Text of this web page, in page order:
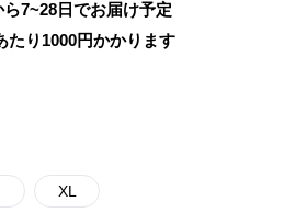
7~28日でお届け予定
たり 1000円かかります
XL